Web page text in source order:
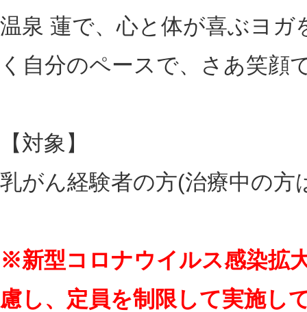
温泉 蓮で、心と体が喜ぶヨ
く自分のペースで、さあ笑顔
【対象】
乳がん経験者の方(治療中の
※新型コロナウイルス感染拡
慮し、定員を制限して実施し